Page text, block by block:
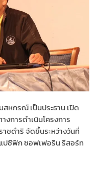
หกรณ์ เป็นประธาน เปิด
การดำเนินโครงการ
ชดำริ จัดขึ้นระหว่างวันที่
ปซิฟิก ซอฟเฟอริน รีสอร์ท